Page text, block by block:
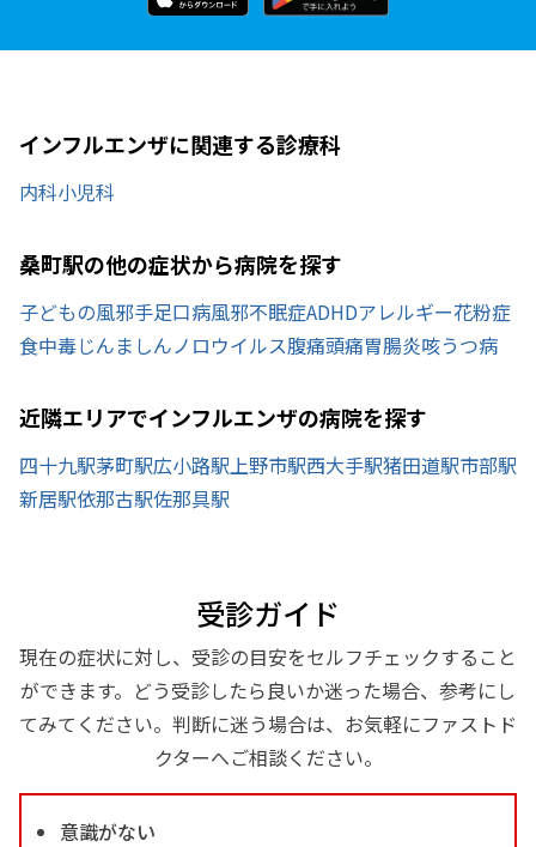
インフルエンザに関連する診療科
内科小児科
桑町駅の他の症状から病院を探す
子どもの風邪手足口病風邪不眠症ADHDアレルギー花粉症
食中毒じんましんノロウイルス腹痛頭痛胃腸炎咳うつ病
近隣エリアでインフルエンザの病院を探す
四十九駅茅町駅広小路駅 上野市駅西大手駅猪田道駅市部駅
新居駅依那古駅佐那具駅
受診ガイド
現在の症状に対し、受診の目安をセルフチェックすること
ができます。どう受診したら良いか迷った場合、参考にし
てみてください。判断に迷う場合は、お気軽にファストド
クターへご相談ください。
意識がない